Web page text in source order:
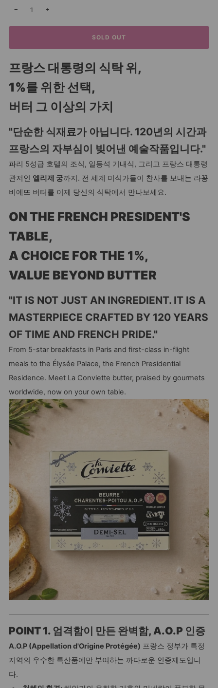
− +
SOLD OUT
프랑스 대통령의 식탁 위,
1%를 위한 선택,
버터 그 이상의 가치
"단순한 식재료가 아닙니다. 120년의 시간과
프랑스의 자부심이 빚어낸 예술작품입니다."
파리 5성급 호텔의 조식, 일등석 기내식, 그리고 프랑스 대통령
관저인 엘리제 궁까지. 전 세계 미식가들이 찬사를 보내는 라꽁
비에뜨 버터를 이제 당신의 식탁에서 만나보세요.
ON THE FRENCH PRESIDENT'S
TABLE,
A CHOICE FOR THE 1%,
VALUE BEYOND BUTTER
"IT IS NOT JUST AN INGREDIENT. IT IS A
MASTERPIECE CRAFTED BY 120 YEARS
OF TIME AND FRENCH PRIDE."
From 5-star breakfasts in Paris and first-class in-flight
meals to the Élysée Palace, the French Presidential
Residence. Meet La Conviette butter, praised by gourmets
worldwide, now on your own table.
POINT 1. 엄격함이 만든 완벽함, A.O.P 인증
A.O.P (Appellation d'Origine Protégée) 프랑스 정부가 특정
지역의 우수한 특산품에만 부여하는 까다로운 인증제도입니
다.